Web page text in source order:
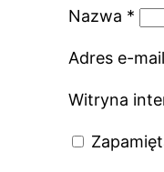
Nazwa *
Adres e-mail
Witryna